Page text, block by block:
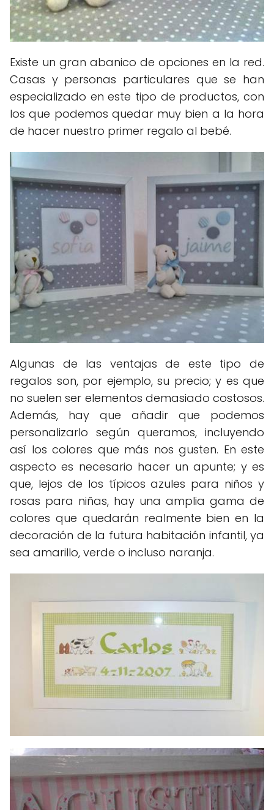
Existe un gran abanico de opciones en la red.
Casas y personas particulares que se han
especializado en este tipo de productos, con
los que podemos quedar muy bien a la hora
de hacer nuestro primer regalo al bebé.
Algunas de las ventajas de este tipo de
regalos son, por ejemplo, su precio; y es que
no suelen ser elementos demasiado costosos.
Además, hay que añadir que podemos
personalizarlo según queramos, incluyendo
así los colores que más nos gusten. En este
aspecto es necesario hacer un apunte; y es
que, lejos de los típicos azules para niños y
rosas para niñas, hay una amplia gama de
colores que quedarán realmente bien en la
decoración de la futura habitación infantil, ya
sea amarillo, verde o incluso naranja.